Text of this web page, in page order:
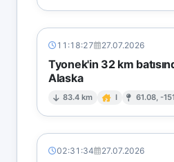
11:18:27 27.07.2026
Tyonek'in 32 km
Alaska
83.4 km I 61.08, -
02:31:34 27.07.2026